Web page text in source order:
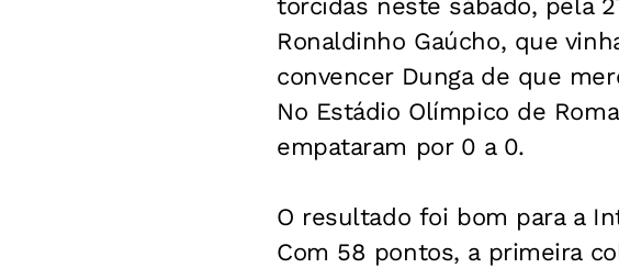
torcidas neste sábado, pela
Ronaldinho Gaúcho, que
convencer Dunga de que
No Estádio Olímpico de
empataram por 0 a 0.
O resultado foi bom para a
Com 58 pontos, a primeira